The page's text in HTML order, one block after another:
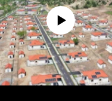
source currently